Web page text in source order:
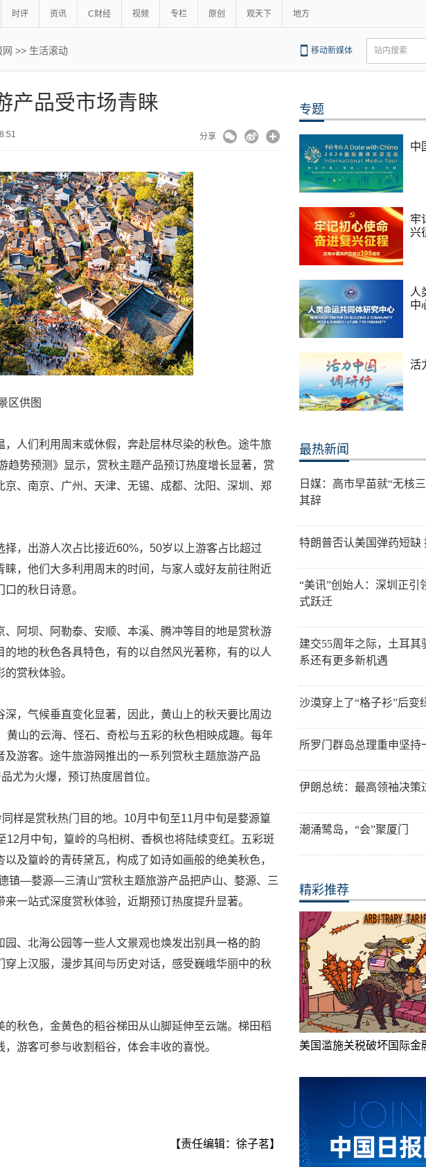
时评 资讯 C财经 视频 专栏 原创 观天下 地方
网 >> 生活滚动 移动新媒体 站内搜索
产品受市场青睐
分享
区供图
，人们利用周末或休假，奔赴层林尽染的秋色。途牛旅
趋势预测》显示，赏秋主题产品预订热度增长显著，赏
、南京、广州、天津、无锡、成都、沈阳、深圳、郑
择，出游人次占比接近60%，50岁以上游客占比超过
，他们大多利用周末的时间，与家人或好友前往附近
的秋日诗意。
、阿坝、阿勒泰、安顺、本溪、腾冲等目的地是赏秋游
地的秋色各具特色，有的以自然风光著称，有的以人
赏秋体验。
深，气候垂直变化显著，因此，黄山上的秋天要比周边
黄山的云海、怪石、奇松与五彩的秋色相映成趣。每年
游客。途牛旅游网推出的一系列赏秋主题旅游产品
尤为火爆，预订热度居首位。
样是赏秋热门目的地。10月中旬至11月中旬是婺源篁
12月中旬，篁岭的乌桕树、香枫也将陆续变红。五彩斑
及篁岭的青砖黛瓦，构成了如诗如画般的绝美秋色，
镇—婺源—三清山”赏秋主题旅游产品把庐山、婺源、三
一站式深度赏秋体验，近期预订热度提升显著。
、北海公园等一些人文景观也焕发出别具一格的韵
穿上汉服，漫步其间与历史对话，感受巍峨华丽中的秋
秋色，金黄色的稻谷梯田从山脚延伸至云端。梯田稻
游客可参与收割稻谷，体会丰收的喜悦。
【责任编辑：徐子茗】
专题
中
牢
兴
人
中
活
最热新闻
日媒：高市早苗就“无核
其辞
特朗普否认美国弹药短缺
“美讯”创始人：深圳正引
式跃迁
建交55周年之际，土耳其
系还有更多新机遇
沙漠穿上了“格子衫”后变
所罗门群岛总理重申坚持
伊朗总统：最高领袖决策
潮涌鹭岛，“会”聚厦门
精彩推荐
美国滥施关税破坏国际金